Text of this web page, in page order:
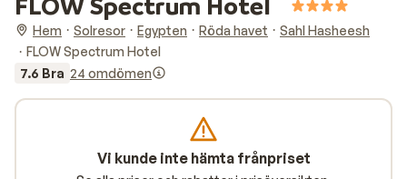
Hem Solresor Egypten Röda havet
Sahl Hasheesh
FLOW Spectrum Hotel
7.6 Bra 24 omdömen
Vi kunde inte hämta frånpriset